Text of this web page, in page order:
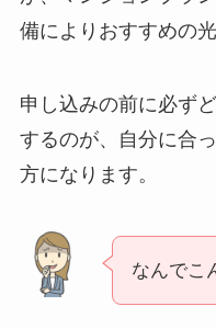
備によりおすすめの
申し込みの前に必ず
するのが、自分に合
方になります。
なんでこ